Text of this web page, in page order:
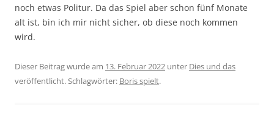
noch etwas Politur. Da das Spiel aber schon fünf Monate
alt ist, bin ich mir nicht sicher, ob diese noch kommen
wird.
Dieser Beitrag wurde am 13. Februar 2022 unter Dies und das
veröffentlicht. Schlagwörter: Boris spielt.